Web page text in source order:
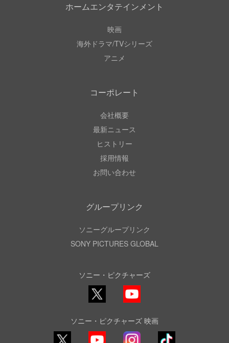
ホームエンタテインメント
映画
海外ドラマ/TVシリーズ
アニメ
コーポレート
会社概要
最新ニュース
ヒストリー
採用情報
お問い合わせ
グループリンク
ソニーグループリンク
SONY PICTURES GLOBAL
ソニー・ピクチャーズ
ソニー・ピクチャーズ 映画